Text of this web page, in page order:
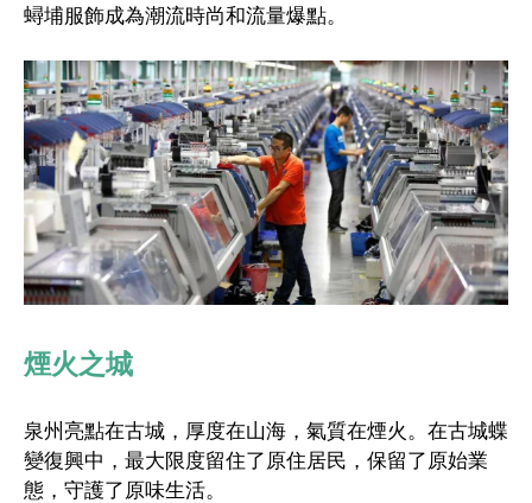
蟳埔服飾成為潮流時尚和流量爆點。
煙火之城
泉州亮點在古城，厚度在山海，氣質在煙火。在古城蝶
變復興中，最大限度留住了原住居民，保留了原始業
態，守護了原味生活。